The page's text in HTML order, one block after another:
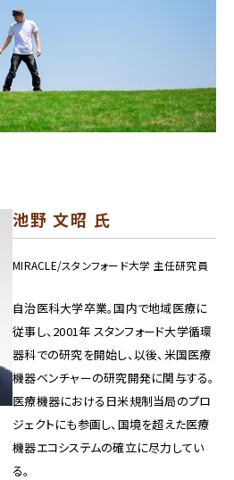
池野 文昭 氏
MIRACLE/スタンフォード大学 主任研究員
自治医科大学卒業。国内で地域医療に
従事し、2001年 スタンフォード大学循環
器科での研究を開始し、以後、米国医療
機器ベンチャーの研究開発に関与する。
医療機器における日米規制当局のプロ
ジェクトにも参画し、国境を超えた医療
機器エコシステムの確立に尽力してい
る。